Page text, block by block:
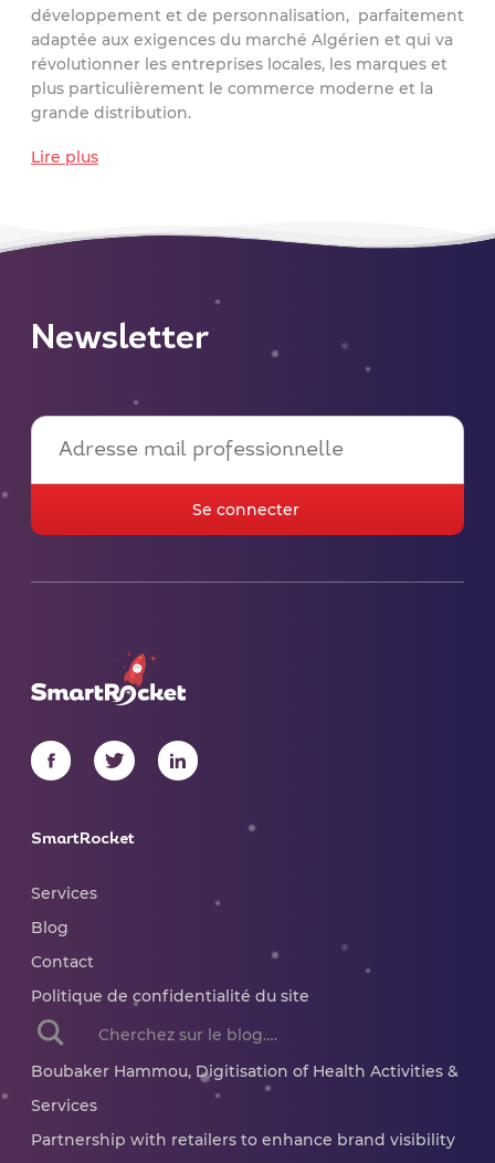
développement et de personnalisation, parfaitement
adaptée aux exigences du marché Algérien et qui va
révolutionner les entreprises locales, les marques et
plus particulièrement le commerce moderne et la
grande distribution.
Lire plus
Newsletter
SmartRocket
Services
Blog
Contact
Politique de confidentialité du site
When autocomplete results are available use up and
Boubaker Hammou, Digitisation of Health Activities &
Services
Partnership with retailers to enhance brand visibility